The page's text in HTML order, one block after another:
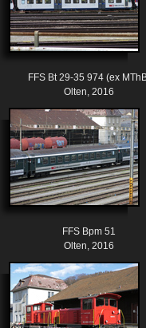
FFS Bt 29-35 974 (ex
Olten, 2016
FFS Bpm 51
Olten, 2016